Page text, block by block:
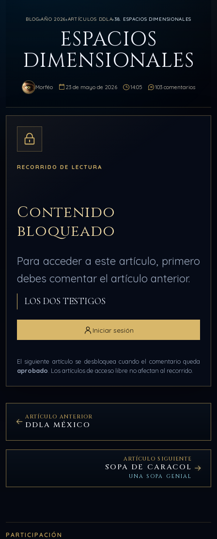
BLOG›AÑO 2026›ARTÍCULOS DDLA›38. ESPACIOS DIMENSIONALES
ESPACIOS
DIMENSIONALES
Morféo 23 de mayo de 2026 14:05 103 comentarios
RECORRIDO DE LECTURA
Contenido
bloqueado
Para acceder a este artículo, primero
debes comentar el artículo anterior.
LOS DOS TESTIGOS
Iniciar sesión
El siguiente artículo se desbloquea cuando el comentario queda
aprobado. Los artículos de acceso libre no afectan al recorrido.
ARTÍCULO ANTERIOR
DDLA MÉXICO
ARTÍCULO SIGUIENTE
SOPA DE CARACOL
UNA SOPA GENIAL
PARTICIPACIÓN